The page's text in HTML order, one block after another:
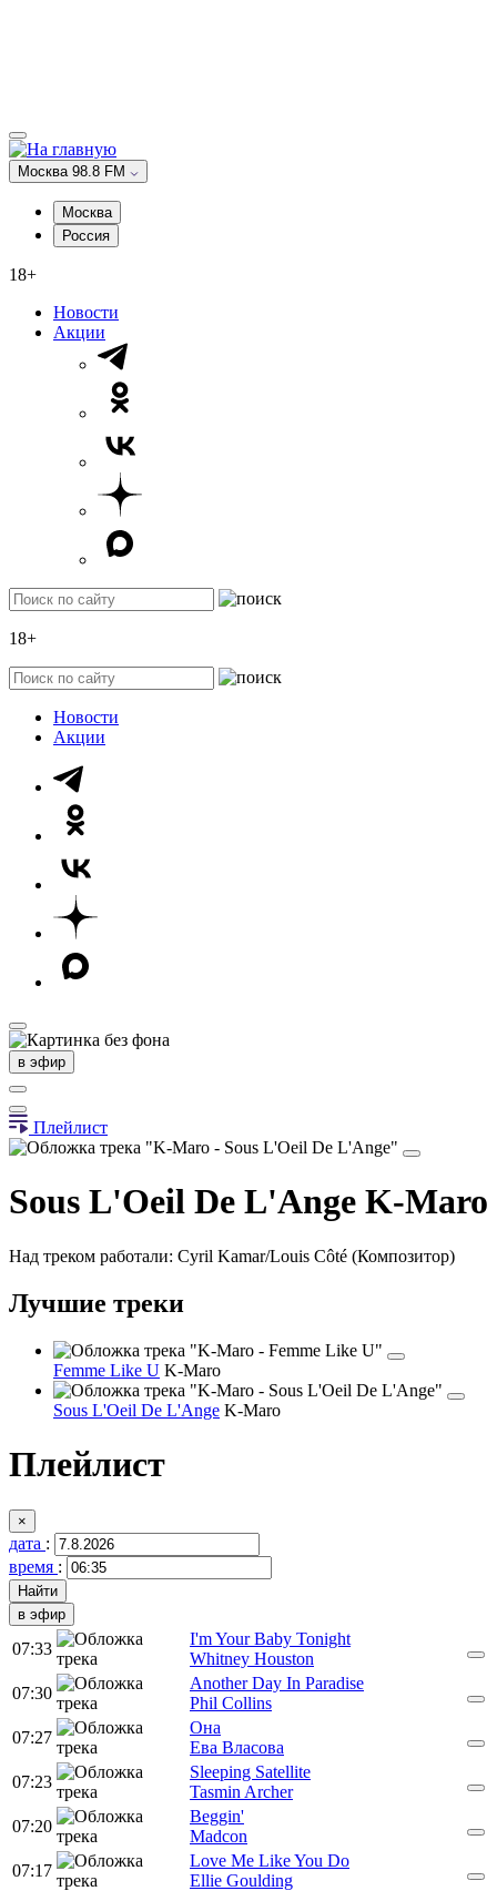
Москва 98.8 FM
Москва
Россия
18+
Новости
Акции
18+
Новости
Акции
в эфир
Плейлист
Sous L'Oeil De L'Ange K-Maro
Над треком работали: Cyril Kamar/Louis Côté (Композитор)
Лучшие треки
Femme Like U K-Maro
Sous L'Oeil De L'Ange K-Maro
Плейлист
×
дата :
время :
в эфир
07:33
I'm Your Baby Tonight
Whitney Houston
07:30
Another Day In Paradise
Phil Collins
07:27
Она
Ева Власова
07:23
Sleeping Satellite
Tasmin Archer
07:20
Beggin'
Madcon
07:17
Love Me Like You Do
Ellie Goulding